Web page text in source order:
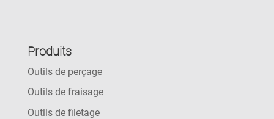
Produits
Outils de perçage
Outils de fraisage
Outils de filetage